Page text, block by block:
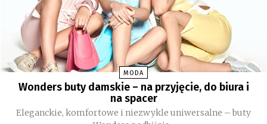
MODA
Wonders buty damskie – na przyjęcie, do biura i
na spacer
Eleganckie, komfortowe i niezwykle uniwersalne – buty